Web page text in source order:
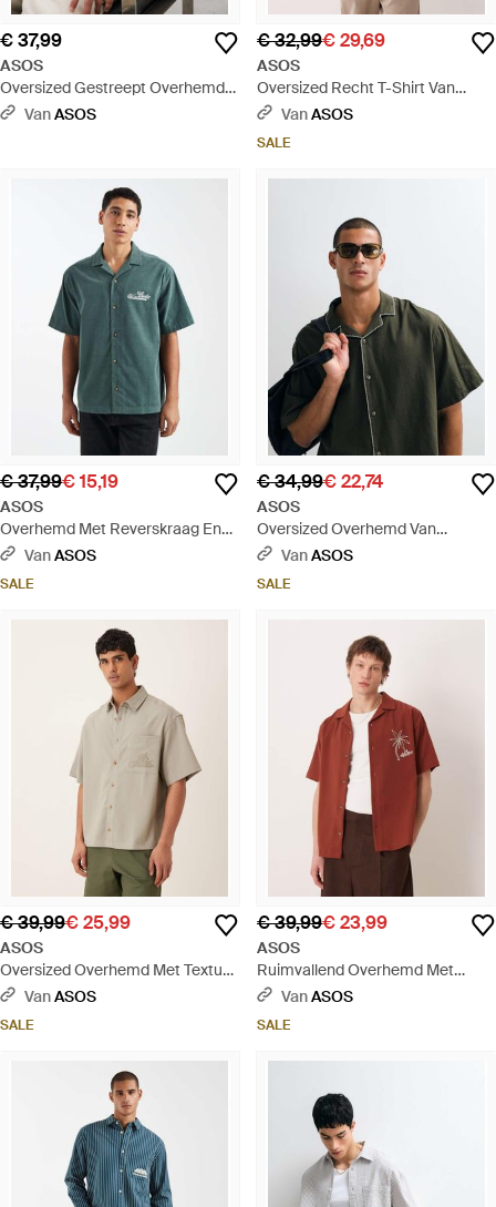
€ 37,99
ASOS
Oversized Gestreept Overhemd
Van Keperstof Met Borduursel Op
VanASOS
€ 32,99€ 29,69
ASOS
Oversized Recht T-Shirt Van
Zware Stof Met Borduursel Op De
VanASOS
SALE
€ 37,99€ 15,19
ASOS
Overhemd Met Reverskraag En
Borduursel Op De Borst - Groen
VanASOS
SALE
€ 34,99€ 22,74
ASOS
Oversized Overhemd Van
Linnenmix Met Reverskraag En
VanASOS
SALE
€ 39,99€ 25,99
ASOS
Oversized Overhemd Met Textuur
En Borduursel Op De Borst -
VanASOS
SALE
€ 39,99€ 23,99
ASOS
Ruimvallend Overhemd Met
Textuur, Reverskraag En
VanASOS
SALE